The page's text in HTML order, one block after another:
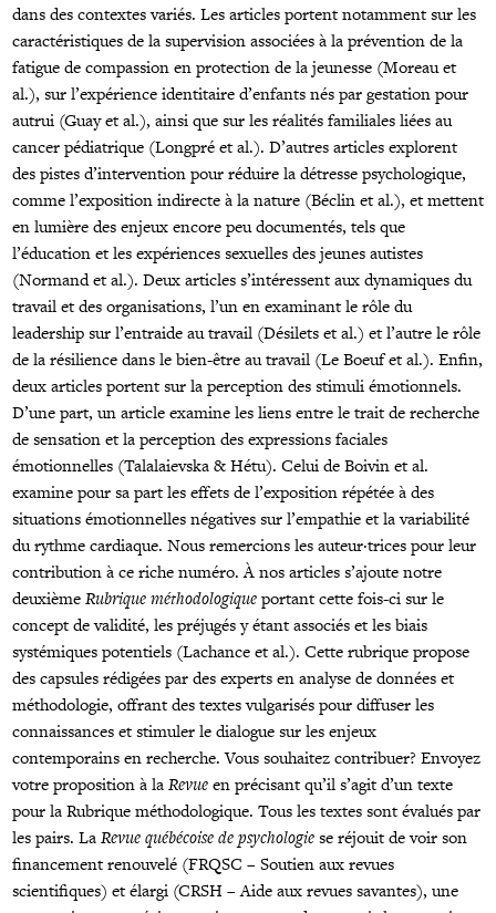
dans des contextes variés. Les articles portent notamment sur les
caractéristiques de la supervision associées à la prévention de la
fatigue de compassion en protection de la jeunesse (Moreau et
al.), sur l’expérience identitaire d’enfants nés par gestation pour
autrui (Guay et al.), ainsi que sur les réalités familiales liées au
cancer pédiatrique (Longpré et al.). D’autres articles explorent
des pistes d’intervention pour réduire la détresse psychologique,
comme l’exposition indirecte à la nature (Béclin et al.), et mettent
en lumière des enjeux encore peu documentés, tels que
l’éducation et les expériences sexuelles des jeunes autistes
(Normand et al.). Deux articles s’intéressent aux dynamiques du
travail et des organisations, l’un en examinant le rôle du
leadership sur l’entraide au travail (Désilets et al.) et l’autre le rôle
de la résilience dans le bien-être au travail (Le Boeuf et al.). Enfin,
deux articles portent sur la perception des stimuli émotionnels.
D’une part, un article examine les liens entre le trait de recherche
de sensation et la perception des expressions faciales
émotionnelles (Talalaievska & Hétu). Celui de Boivin et al.
examine pour sa part les effets de l’exposition répétée à des
situations émotionnelles négatives sur l’empathie et la variabilité
du rythme cardiaque. Nous remercions les auteur·trices pour leur
contribution à ce riche numéro. À nos articles s’ajoute notre
deuxième Rubrique méthodologique portant cette fois-ci sur le
concept de validité, les préjugés y étant associés et les biais
systémiques potentiels (Lachance et al.). Cette rubrique propose
des capsules rédigées par des experts en analyse de données et
méthodologie, offrant des textes vulgarisés pour diffuser les
connaissances et stimuler le dialogue sur les enjeux
contemporains en recherche. Vous souhaitez contribuer? Envoyez
votre proposition à la Revue en précisant qu’il s’agit d’un texte
pour la Rubrique méthodologique. Tous les textes sont évalués par
les pairs. La Revue québécoise de psychologie se réjouit de voir son
financement renouvelé (FRQSC – Soutien aux revues
scientifiques) et élargi (CRSH – Aide aux revues savantes), une